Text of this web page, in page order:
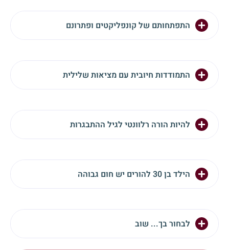
התפתחותם של קונפליקטים ופתרונם
התמודדות חיובית עם מציאות שלילית
להיות הורה רלוונטי לגיל ההתבגרות
הילד בן 30 להורים יש חום גבוהה
לבחור בך... שוב